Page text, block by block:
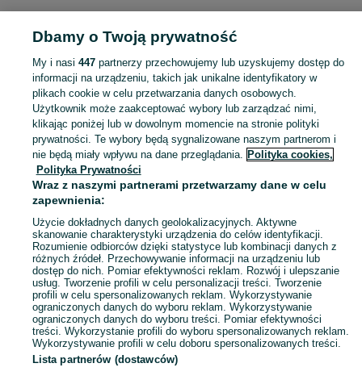
ZWIERZĘTA
KATEGORIA
Zobacz
Mapa kategorii
Mapa miejscowości
Mapa ministron
Popularne wyszukiwania
Dbamy o Twoją prywatność
My i nasi 447partnerzy przechowujemy lub uzyskujemy dostęp do
informacji na urządzeniu, takich jak unikalne identyfikatory w
plikach cookie w celu przetwarzania danych osobowych.
Użytkownik może zaakceptować wybory lub zarządzać nimi,
klikając poniżej lub w dowolnym momencie na stronie polityki
prywatności. Te wybory będą sygnalizowane naszym partnerom i
nie będą miały wpływu na dane przeglądania. Polityka cookies,
Polityka Prywatności
Wraz z naszymi partnerami przetwarzamy dane w celu
zapewnienia:
Użycie dokładnych danych geolokalizacyjnych. Aktywne
skanowanie charakterystyki urządzenia do celów identyfikacji.
Rozumienie odbiorców dzięki statystyce lub kombinacji danych z
różnych źródeł. Przechowywanie informacji na urządzeniu lub
dostęp do nich. Pomiar efektywności reklam. Rozwój i ulepszanie
usług. Tworzenie profili w celu personalizacji treści. Tworzenie
profili w celu spersonalizowanych reklam. Wykorzystywanie
ograniczonych danych do wyboru reklam. Wykorzystywanie
ograniczonych danych do wyboru treści. Pomiar efektywności
treści. Wykorzystanie profili do wyboru spersonalizowanych reklam.
Wykorzystywanie profili w celu doboru spersonalizowanych treści.
Lista partnerów (dostawców)